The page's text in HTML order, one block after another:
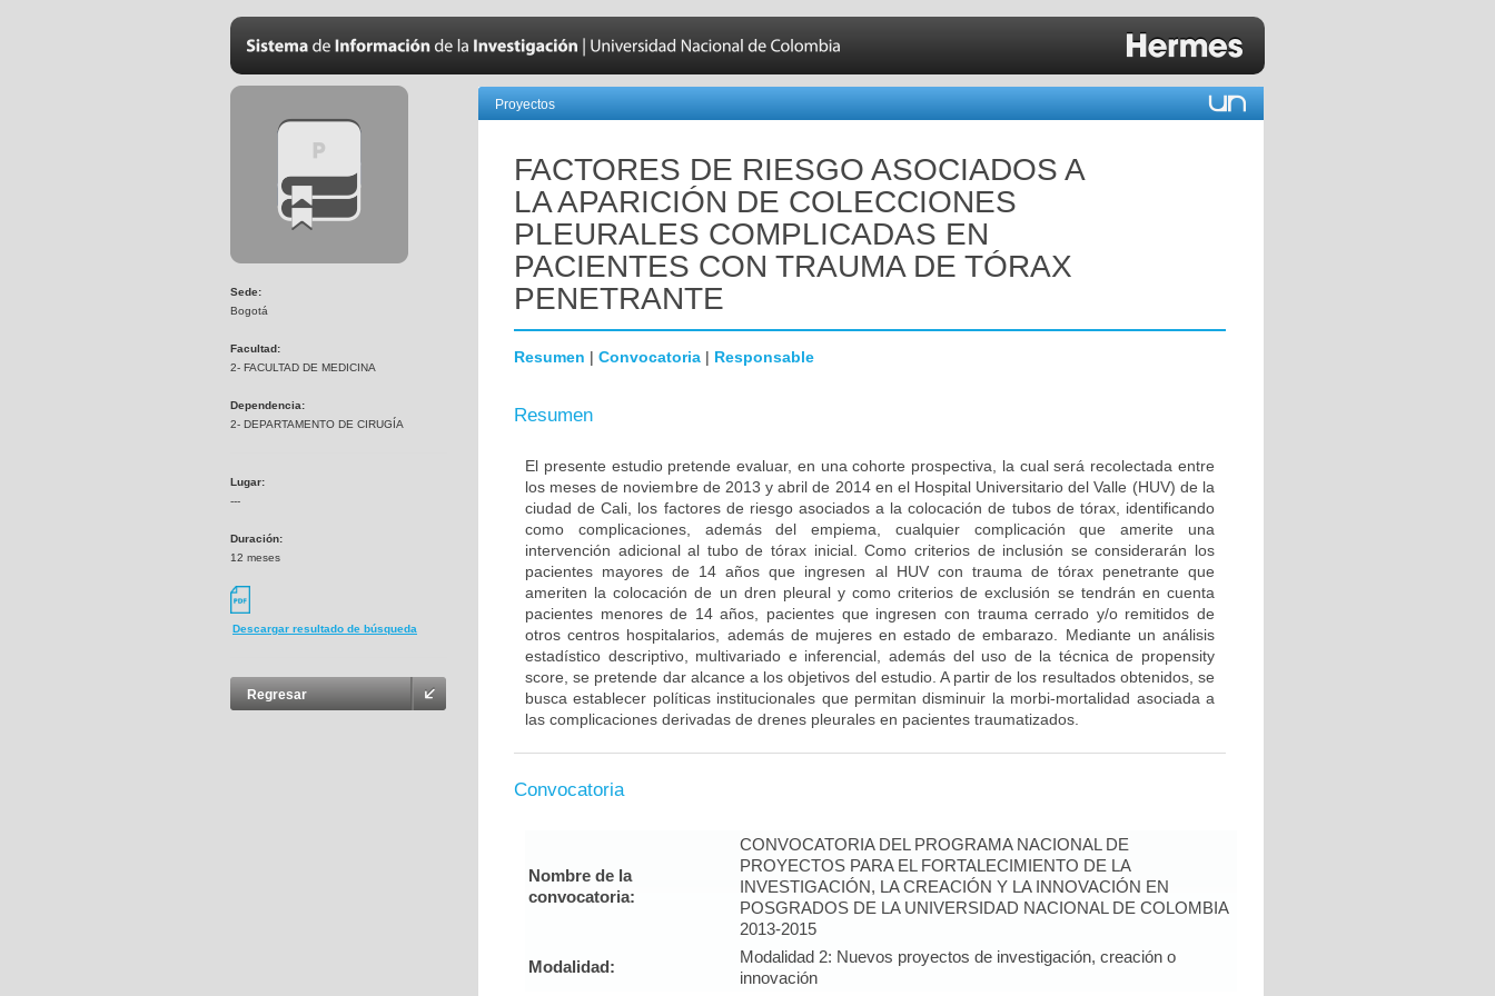
Sede:
Bogotá
Facultad:
2- FACULTAD DE MEDICINA
Dependencia:
2- DEPARTAMENTO DE CIRUGÍA
Lugar:
---
Duración:
12 meses
Descargar resultado de búsqueda
Regresar
Proyectos
FACTORES DE RIESGO ASOCIADOS A
LA APARICIÓN DE COLECCIONES
PLEURALES COMPLICADAS EN
PACIENTES CON TRAUMA DE TÓRAX
PENETRANTE
Resumen | Convocatoria | Responsable
Resumen
El presente estudio pretende evaluar, en una cohorte prospectiva, la cual será recolectada entre
los meses de noviembre de 2013 y abril de 2014 en el Hospital Universitario del Valle (HUV) de la
ciudad de Cali, los factores de riesgo asociados a la colocación de tubos de tórax, identificando
como complicaciones, además del empiema, cualquier complicación que amerite una
intervención adicional al tubo de tórax inicial. Como criterios de inclusión se considerarán los
pacientes mayores de 14 años que ingresen al HUV con trauma de tórax penetrante que
ameriten la colocación de un dren pleural y como criterios de exclusión se tendrán en cuenta
pacientes menores de 14 años, pacientes que ingresen con trauma cerrado y/o remitidos de
otros centros hospitalarios, además de mujeres en estado de embarazo. Mediante un análisis
estadístico descriptivo, multivariado e inferencial, además del uso de la técnica de propensity
score, se pretende dar alcance a los objetivos del estudio. A partir de los resultados obtenidos, se
busca establecer políticas institucionales que permitan disminuir la morbi-mortalidad asociada a
las complicaciones derivadas de drenes pleurales en pacientes traumatizados.
Convocatoria
Nombre de la
convocatoria:
CONVOCATORIA DEL PROGRAMA NACIONAL DE
PROYECTOS PARA EL FORTALECIMIENTO DE LA
INVESTIGACIÓN, LA CREACIÓN Y LA INNOVACIÓN EN
POSGRADOS DE LA UNIVERSIDAD NACIONAL DE COLOMBIA
2013-2015
Modalidad:
Modalidad 2: Nuevos proyectos de investigación, creación o
innovación